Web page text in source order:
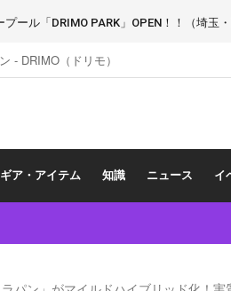
ール「DRIMO PARK」OPEN！！（埼玉
- DRIMO（ドリモ）
ギア・アイテム 知識 ニュース イ